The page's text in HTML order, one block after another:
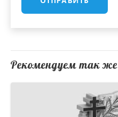
Рекомендуем так же